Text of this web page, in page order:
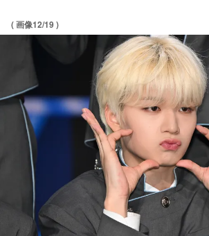
( 画像12/19 )